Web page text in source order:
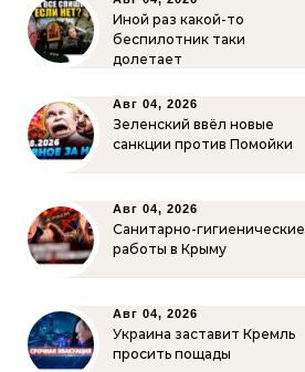
Иной раз какой-то
беспилотник таки
долетает
Авг 04, 2026
Зеленский ввёл новые
санкции против Помойки
Авг 04, 2026
Санитарно-гигиенические
работы в Крыму
Авг 04, 2026
Украина заставит Кремль
просить пощады